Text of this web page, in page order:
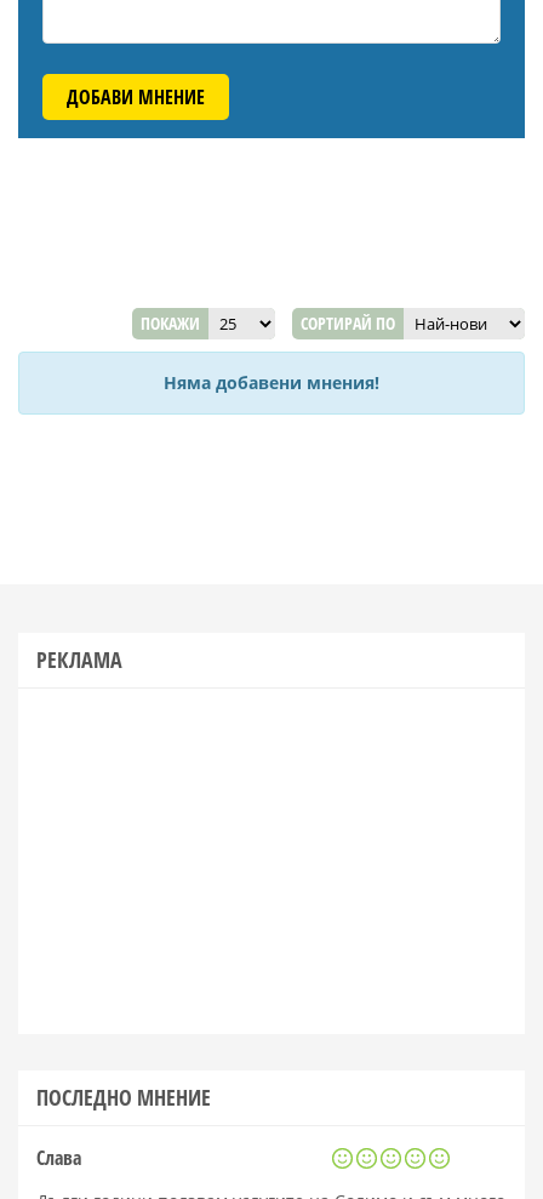
ДОБАВИ МНЕНИЕ
ПОКАЖИ СОРТИРАЙ ПО
Няма добавени мнения!
РЕКЛАМА
ПОСЛЕДНО МНЕНИЕ
Слава